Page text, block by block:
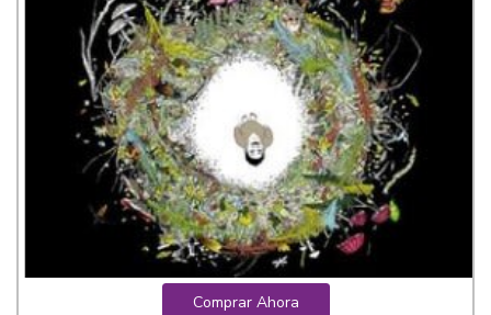
Comprar Ahora